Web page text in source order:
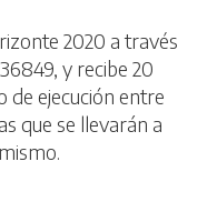
2020 a través
y recibe 20
de ejecución entre
que se llevarán a